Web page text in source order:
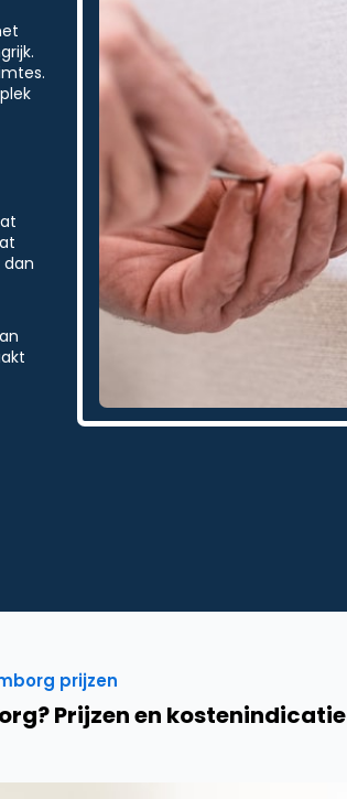
dan
prijzen
Prijzen en kostenindicatie